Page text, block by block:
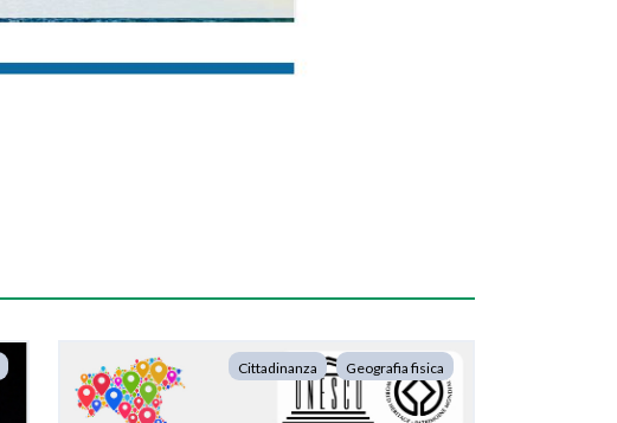
Cittadinanza Geografia fisica